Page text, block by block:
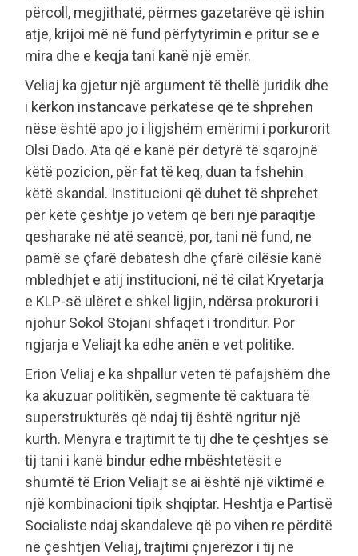
përcoll, megjithatë, përmes gazetarëve që ishin
atje, krijoi më në fund përfytyrimin e pritur se e
mira dhe e keqja tani kanë një emër.
Veliaj ka gjetur një argument të thellë juridik dhe
i kërkon instancave përkatëse që të shprehen
nëse është apo jo i ligjshëm emërimi i porkurorit
Olsi Dado. Ata që e kanë për detyrë të sqarojnë
këtë pozicion, për fat të keq, duan ta fshehin
këtë skandal. Institucioni që duhet të shprehet
për këtë çështje jo vetëm që bëri një paraqitje
qesharake në atë seancë, por, tani në fund, ne
pamë se çfarë debatesh dhe çfarë cilësie kanë
mbledhjet e atij institucioni, në të cilat Kryetarja
e KLP-së ulëret e shkel ligjin, ndërsa prokurori i
njohur Sokol Stojani shfaqet i tronditur. Por
ngjarja e Veliajt ka edhe anën e vet politike.
Erion Veliaj e ka shpallur veten të pafajshëm dhe
ka akuzuar politikën, segmente të caktuara të
superstrukturës që ndaj tij është ngritur një
kurth. Mënyra e trajtimit të tij dhe të çështjes së
tij tani i kanë bindur edhe mbështetësit e
shumtë të Erion Veliajt se ai është një viktimë e
një kombinacioni tipik shqiptar. Heshtja e Partisë
Socialiste ndaj skandaleve që po vihen re përditë
në çështjen Veliaj, trajtimi çnjerëzor i tij në